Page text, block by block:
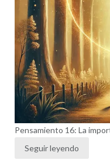
Pensamiento 16: La
Seguir leyendo